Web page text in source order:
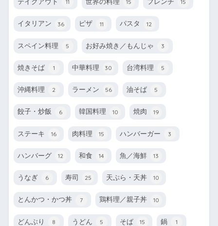
11 15 15
イタリアン 36 ピザ 11 パスタ 12
スペイン料理 5 お好み焼き／もんじゃ 3
焼きそば 1 中華料理 30 台湾料理 5
沖縄料理 2 ラーメン 56 油そば 5
餃子・炒飯 6 韓国料理 10 焼肉 19
ステーキ 16 肉料理 15 ハンバーガー 3
ハンバーグ 12 和食 14 魚／海鮮 13
うなぎ 6 寿司 25 天ぷら・天丼 10
とんかつ・かつ丼 7 鶏料理／親子丼 10
どんぶり 8 うどん 5 そば 15 鍋 1